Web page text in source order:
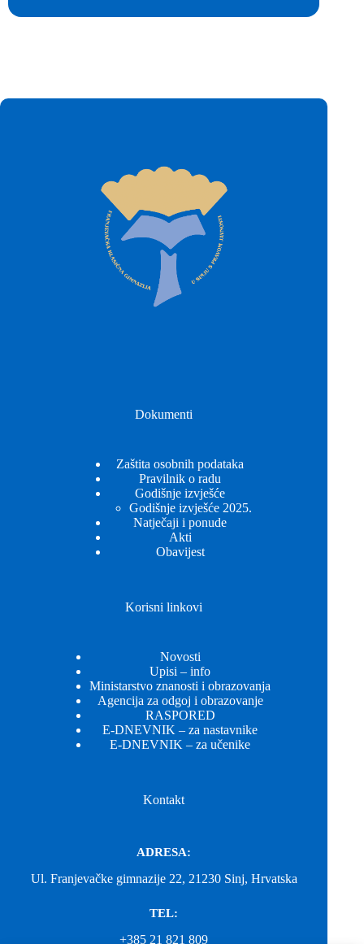
Dokumenti
Zaštita osobnih podataka
Pravilnik o radu
Godišnje izvješće
Godišnje izvješće 2025.
Natječaji i ponude
Akti
Obavijest
Korisni linkovi
Novosti
Upisi – info
Ministarstvo znanosti i obrazovanja
Agencija za odgoj i obrazovanje
RASPORED
E-DNEVNIK – za nastavnike
E-DNEVNIK – za učenike
Kontakt
ADRESA:
Ul. Franjevačke gimnazije 22, 21230 Sinj, Hrvatska
TEL:
+385 21 821 809